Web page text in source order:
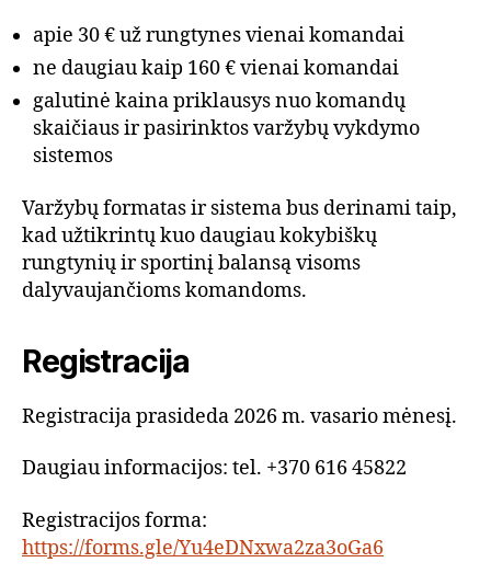
apie 30 € už rungtynes vienai komandai
ne daugiau kaip 160 € vienai komandai
galutinė kaina priklausys nuo komandų
skaičiaus ir pasirinktos varžybų vykdymo
sistemos
Varžybų formatas ir sistema bus derinami taip,
kad užtikrintų kuo daugiau kokybiškų
rungtynių ir sportinį balansą visoms
dalyvaujančioms komandoms.
Registracija
Registracija prasideda 2026 m. vasario mėnesį.
Daugiau informacijos: tel. +370 616 45822
Registracijos forma:
https://forms.gle/Yu4eDNxwa2za3oGa6